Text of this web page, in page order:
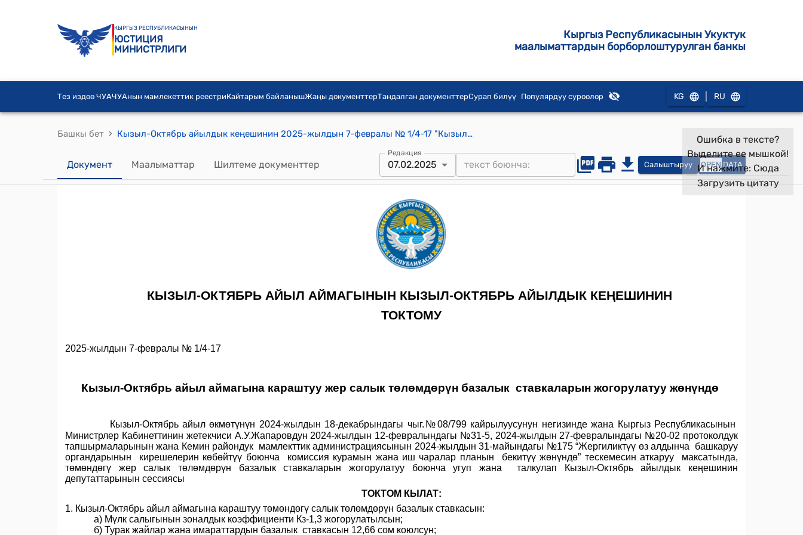
КЫРГЫЗ РЕСПУБЛИКАСЫНЫН
ЮСТИЦИЯ
МИНИСТРЛИГИ
Кыргыз Республикасынын Укуктук
маалыматтардын борборлоштурулган банкы
Тез издөө ЧУАЧУАнын мамлекеттик реестриКайтарым байланышЖаңы документтерТандалган документтерСурап билүү Популярдуу суроолор KG RU
Башкы бет › Кызыл-Октябрь айылдык кеңешинин 2025-жылдын 7-февралы № 1/4-17 "Кызыл-Октябрь айыл аймагына караштуу жер салык төлөмдөрүн базалык ставкаларын жогорулатуу жөнүндө" токтому
Документ Маалыматтар Шилтеме документтер
Редакция
07.02.2025 Салыштыруу OPEN DATA
Ошибка в тексте?
Выделите ее мышкой!
И нажмите: Сюда
Загрузить цитату